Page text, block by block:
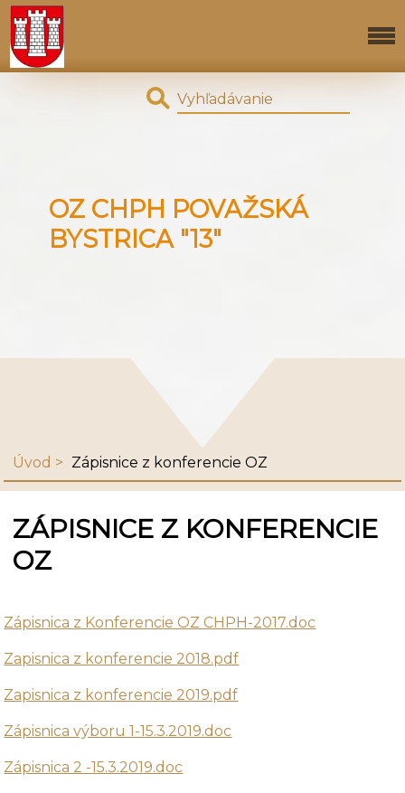
OZ CHPH POVAŽSKÁ
BYSTRICA "13"
Úvod Zápisnice z konferencie OZ
ZÁPISNICE Z KONFERENCIE
OZ
Zápisnica z Konferencie OZ CHPH-2017.doc
Zapisnica z konferencie 2018.pdf
Zapisnica z konferencie 2019.pdf
Zápisnica výboru 1-15.3.2019.doc
Zápisnica 2 -15.3.2019.doc